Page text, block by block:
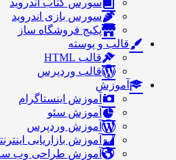
سورس کتاب اندروید
سورس بازی اندروید
پکیج فروشگاه ساز
قالب و پوسته
قالب HTML
قالب وردپرس
آموزش
آموزش اینستاگرام
آموزش سئو
آموزش وردپرس
آموزش بازاریابی
آموزش طراحی وب